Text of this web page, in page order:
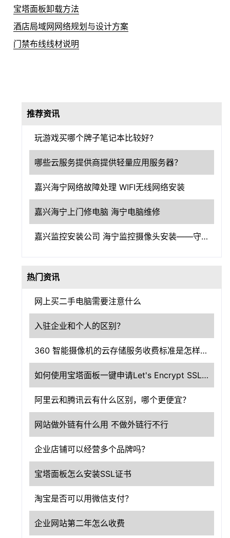
宝塔面板卸载方法
酒店局域网网络规划与设计方案
门禁布线线材说明
推荐资讯
玩游戏买哪个牌子笔记本比较好?
哪些云服务提供商提供轻量应用服务器？
嘉兴海宁网络故障处理 WIFI无线网络安装
嘉兴海宁上门修电脑 海宁电脑维修
嘉兴监控安装公司 海宁监控摄像头安装——守护嘉兴，洞察一切
热门资讯
网上买二手电脑需要注意什么
入驻企业和个人的区别？
360 智能摄像机的云存储服务收费标准是怎样的？
如何使用宝塔面板一键申请Let's Encrypt SSL证书？
阿里云和腾讯云有什么区别，哪个更便宜？
网站做外链有什么用 不做外链行不行
企业店铺可以经营多个品牌吗？
宝塔面板怎么安装SSL证书
淘宝是否可以用微信支付？
企业网站第二年怎么收费